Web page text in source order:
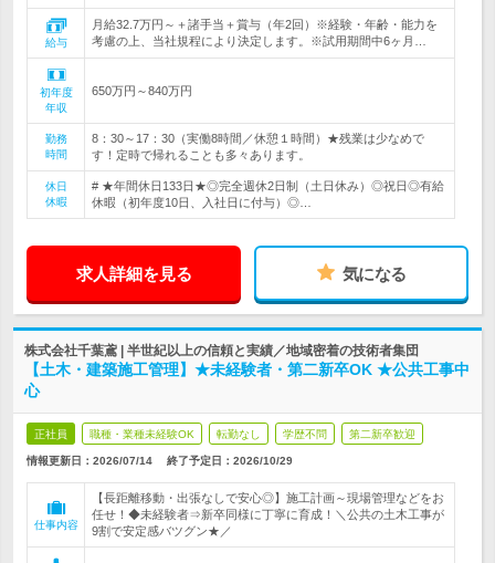
給与
月給32.7万円～＋諸手当＋賞与（年2回）※経験・年齢・能力を
考慮の上、当社規程により決定します。※試用期間中6ヶ月…
初年度
年収
650万円～840万円
勤務
時間
8：30～17：30（実働8時間／休憩１時間）★残業は少なめで
す！定時で帰れることも多々あります。
休日
休暇
# ★年間休日133日★◎完全週休2日制（土日休み）◎祝日◎有給
休暇（初年度10日、入社日に付与）◎…
求人詳細を見る 気になる
株式会社千葉鳶 | 半世紀以上の信頼と実績／地域密着の技術者集団
【土木・建築施工管理】★未経験者・第二新卒OK ★公共工事中
心
正社員 職種・業種未経験OK 転勤なし 学歴不問 第二新卒歓迎
情報更新日：2026/07/14 終了予定日： 2026/10/29
仕事内容
【長距離移動・出張なしで安心◎】施工計画～現場管理などをお
任せ！◆未経験者⇒新卒同様に丁寧に育成！＼公共の土木工事が
9割で安定感バツグン★／